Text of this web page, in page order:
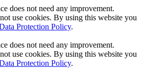
does not need any improvement.
use cookies. By using this website you
Protection Policy.
does not need any improvement.
use cookies. By using this website you
Protection Policy.